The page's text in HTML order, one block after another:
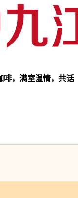
啡，满室温情，共话